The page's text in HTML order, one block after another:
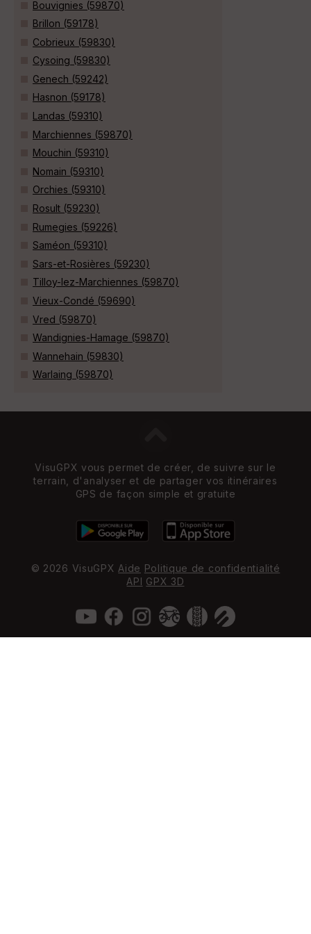
Bouvignies (59870)
Brillon (59178)
Cobrieux (59830)
Cysoing (59830)
Genech (59242)
Hasnon (59178)
Landas (59310)
Marchiennes (59870)
Mouchin (59310)
Nomain (59310)
Orchies (59310)
Rosult (59230)
Rumegies (59226)
Saméon (59310)
Sars-et-Rosières (59230)
Tilloy-lez-Marchiennes (59870)
Vieux-Condé (59690)
Vred (59870)
Wandignies-Hamage (59870)
Wannehain (59830)
Warlaing (59870)
VisuGPX vous permet de créer, de suivre sur le
terrain, d'analyser et de partager vos itinéraires
GPS de façon simple et gratuite
© 2026 VisuGPX Aide Politique de confidentialité
API GPX 3D